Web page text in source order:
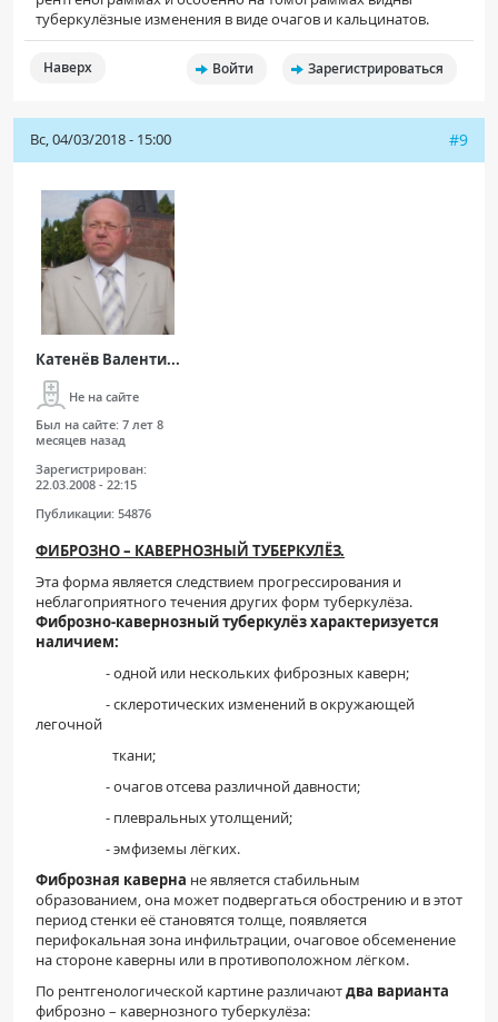
туберкулёзные изменения в виде очагов и кальцинатов.
Наверх Войти Зарегистрироваться
Вс, 04/03/2018 - 15:00 #9
Катенёв Валенти...
Не на сайте
Был на сайте: 7 лет 8
месяцев назад
Зарегистрирован:
22.03.2008 - 22:15
Публикации: 54876
ФИБРОЗНО – КАВЕРНОЗНЫЙ ТУБЕРКУЛЁЗ.
Эта форма является следствием прогрессирования и
неблагоприятного течения других форм туберкулёза.
Фиброзно-кавернозный туберкулёз характеризуется
наличием:
- одной или нескольких фиброзных каверн;
- склеротических изменений в окружающей
легочной
ткани;
- очагов отсева различной давности;
- плевральных утолщений;
- эмфиземы лёгких.
Фиброзная каверна не является стабильным
образованием, она может подвергаться обострению и в этот
период стенки её становятся толще, появляется
перифокальная зона инфильтрации, очаговое обсеменение
на стороне каверны или в противоположном лёгком.
По рентгенологической картине различаютдва варианта
фиброзно – кавернозного туберкулёза: